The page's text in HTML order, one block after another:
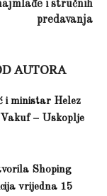
i stručnih
predavanja
AUTORA
i ministar Helez
– Uskoplje
Shoping
vrijedna 15